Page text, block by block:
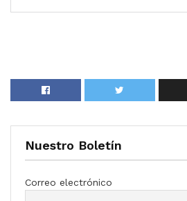
Nuestro Boletín
Correo electrónico